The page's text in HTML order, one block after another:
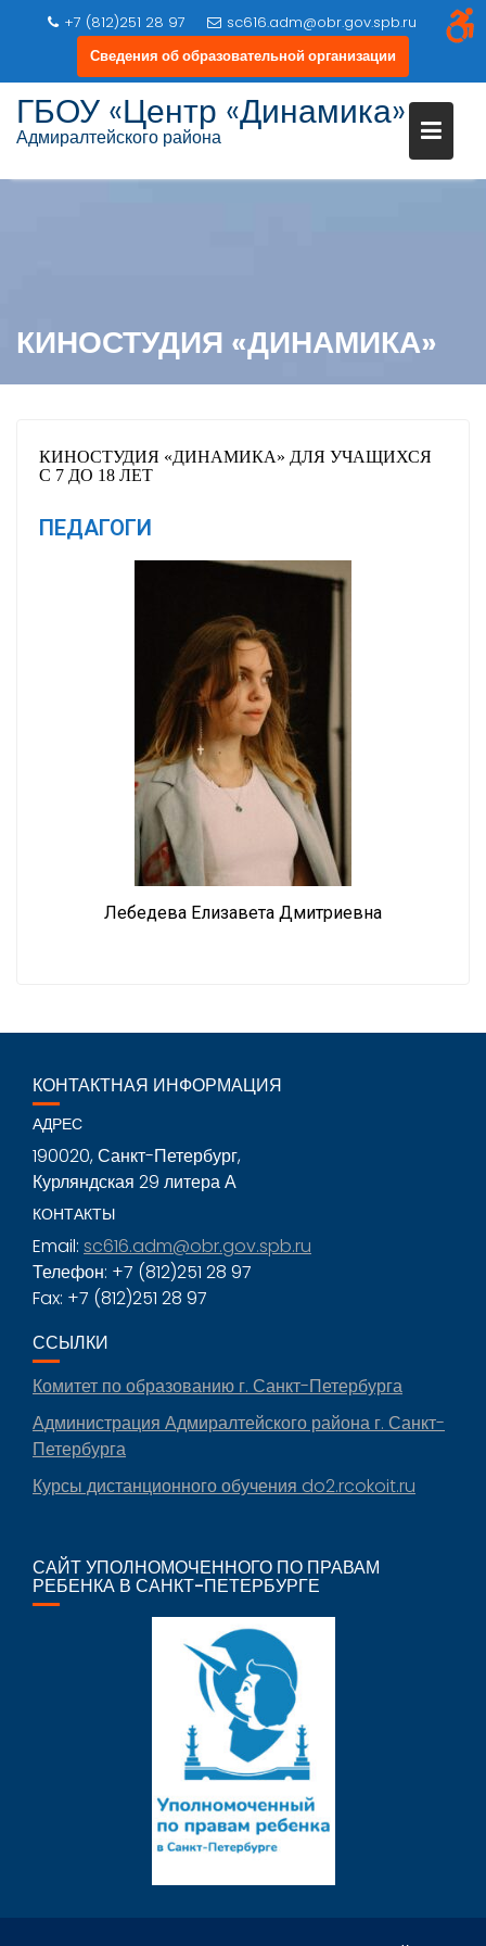
+7 (812)251 28 97
sc616.adm@obr.gov.spb.ru
Сведения об образовательной организации
ГБОУ «Центр «Динамика»
Адмиралтейского района
КИНОСТУДИЯ «ДИНАМИКА»
КИНОСТУДИЯ «ДИНАМИКА» ДЛЯ УЧАЩИХСЯ
С 7 ДО 18 ЛЕТ
ПЕДАГОГИ
Лебедева Елизавета Дмитриевна
КОНТАКТНАЯ ИНФОРМАЦИЯ
АДРЕС
190020, Санкт-Петербург,
Курляндская 29 литера А
КОНТАКТЫ
Email: sc616.adm@obr.gov.spb.ru
Телефон: +7 (812)251 28 97
Fax: +7 (812)251 28 97
ССЫЛКИ
Комитет по образованию г. Санкт-Петербурга
Администрация Адмиралтейского района г. Санкт-
Петербурга
Курсы дистанционного обучения do2.rcokoit.ru
САЙТ УПОЛНОМОЧЕННОГО ПО ПРАВАМ
РЕБЕНКА В САНКТ-ПЕТЕРБУРГЕ